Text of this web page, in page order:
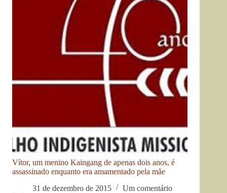
Vítor, um menino Kaingang de apenas dois anos, é
assassinado enquanto era amamentado pela mãe
31 de dezembro de 2015
Um comentário